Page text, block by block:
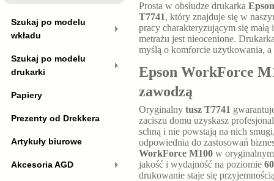
Prosta w obsłudze drukarka
T7741, który znajduje się w
pracy charakteryzującym się
metrażu jest nieocenione.
myślą o komforcie użytkowania, a
Epson WorkForce
zawodzą
Oryginalny tusz T7741
zaciszu domu uzyskasz
schną i nie powstają na nich
odpowiednia do zastosowań
WorkForce M100 w
jakość i wydajność na poziomie
drukowanie staje się
Szukaj po modelu
wkładu
Szukaj po modelu
drukarki
Papiery
Prezenty od Drekkera
Artykuły biurowe
Akcesoria AGD